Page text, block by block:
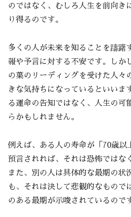
のではなく、むしろ人生を前向き
り得るのです。
多くの人が未来を知ることを躊躇
報や予言に対する不安です。しか
の葉のリーディングを受けた人々
きな気持ちになっているといいま
る運命の告知ではなく、人生の可
らかもしれません。
例えば、ある人の寿命が「70歳以
預言されれば、それは恐怖ではな
また、別の人は具体的な最期の状
も、それは決して悲観的なもので
のある最期が示唆されているので